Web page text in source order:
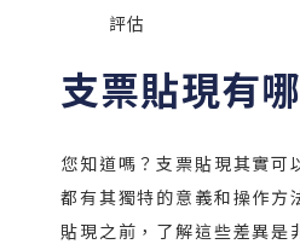
評估
支票貼現有
您知道嗎？支票貼現其實可
都有其獨特的意義和操作方
貼現之前，了解這些差異是